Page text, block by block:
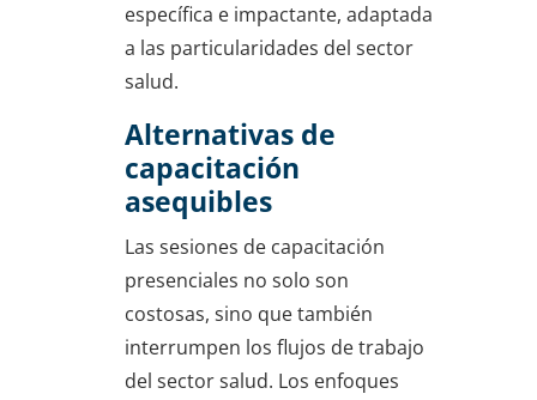
específica e impactante, adaptada
a las particularidades del sector
salud.
Alternativas de
capacitación
asequibles
Las sesiones de capacitación
presenciales no solo son
costosas, sino que también
interrumpen los flujos de trabajo
del sector salud. Los enfoques